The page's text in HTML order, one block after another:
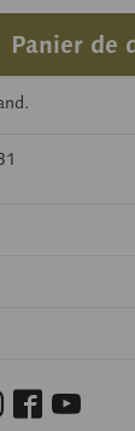
Panier de